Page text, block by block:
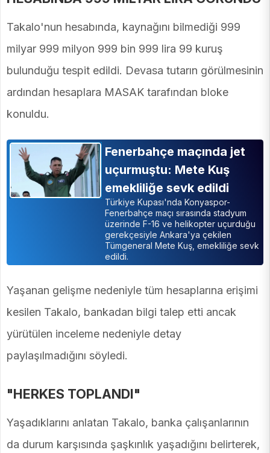
Takalo'nun hesabında, kaynağını bilmediği 999
milyar 999 milyon 999 bin 999 lira 99 kuruş
bulunduğu tespit edildi. Devasa tutarın görülmesinin
ardından hesaplara MASAK tarafından bloke
konuldu.
Fenerbahçe maçında jet
uçurmuştu: Mete Kuş
emekliliğe sevk edildi
Türkiye Kupası'nda Konyaspor-
Fenerbahçe maçı sırasında stadyum
üzerinde F-16 ve helikopter uçurduğu
gerekçesiyle Ankara'ya çekilen
Tümgeneral Mete Kuş, emekliliğe sevk
edildi.
Yaşanan gelişme nedeniyle tüm hesaplarına erişimi
kesilen Takalo, bankadan bilgi talep etti ancak
yürütülen inceleme nedeniyle detay
paylaşılmadığını söyledi.
"HERKES TOPLANDI"
Yaşadıklarını anlatan Takalo, banka çalışanlarının
da durum karşısında şaşkınlık yaşadığını belirterek,